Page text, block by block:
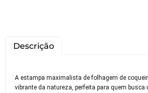
Descrição
A estampa maximalista de folhagem de
vibrante da natureza, perfeita para quem